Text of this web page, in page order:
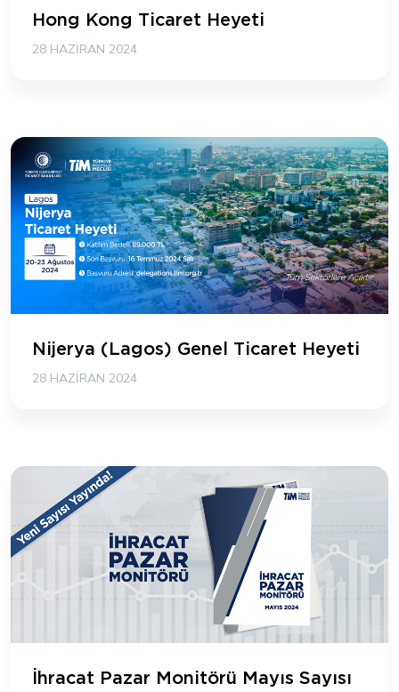
Hong Kong Ticaret Heyeti
28 HAZIRAN 2024
Nijerya (Lagos) Genel Ticaret Heyeti
28 HAZIRAN 2024
İhracat Pazar Monitörü Mayıs Sayısı